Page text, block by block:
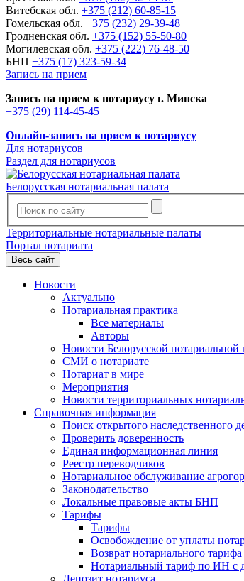
Витебская обл. +375 (212) 60-85-15
Гомельская обл. +375 (232) 29-39-48
Гродненская обл. +375 (152) 55-50-80
Могилевская обл. +375 (222) 76-48-50
БНП +375 (17) 323-59-34
Запись на прием
Запись на прием к нотариусу г. Минска
+375 (29) 114-45-45
Онлайн-запись на прием к нотариусу
Для нотариусов
Раздел для нотариусов
Белорусская нотариальная палата
Территориальные нотариальные палаты
Портал нотариата
Весь сайт
Новости
Актуально
Нотариальная практика
Все материалы
Авторы
Новости Белорусской нотариальной
СМИ о нотариате
Нотариат в мире
Мероприятия
Новости территориальных
Справочная информация
Поиск открытого наследственного
Проверить доверенность
Единая информационная линия
Реестр переводчиков
Нотариальное обслуживание
Законодательство
Локальные правовые акты БНП
Тарифы
Тарифы
Освобождение от уплаты
Возврат нотариального тарифа
Нотариальный тариф по ИН с
Депозит нотариуса